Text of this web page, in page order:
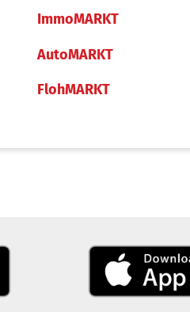
ImmoMARKT
AutoMARKT
FlohMARKT